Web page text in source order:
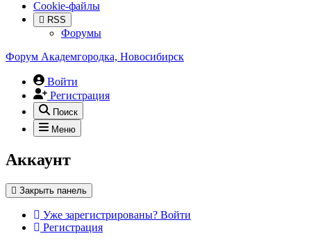
Cookie-файлы
RSS
Форумы
Форум Академгородка, Новосибирск
Войти
Регистрация
Поиск
Меню
Аккаунт
Закрыть панель
Уже зарегистрированы? Войти
Регистрация